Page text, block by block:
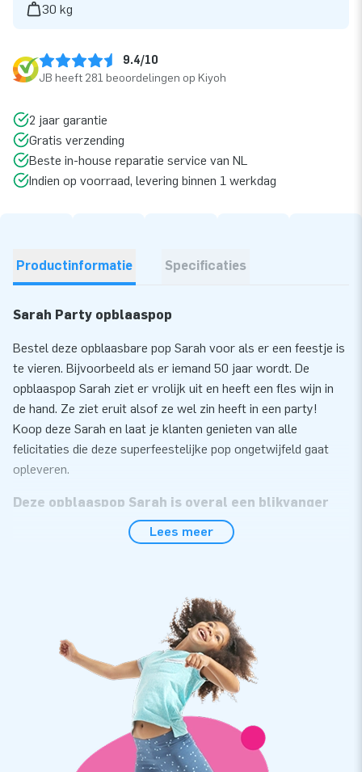
30 kg
9.4/10
JB heeft 281 beoordelingen op Kiyoh
2 jaar garantie
Gratis verzending
Beste in-house reparatie service van NL
Indien op voorraad, levering binnen 1 werkdag
Productinformatie Specificaties
Sarah Party opblaaspop
Bestel deze opblaasbare pop Sarah voor als er een feestje is
te vieren. Bijvoorbeeld als er iemand 50 jaar wordt. De
opblaaspop Sarah ziet er vrolijk uit en heeft een fles wijn in
de hand. Ze ziet eruit alsof ze wel zin heeft in een party!
Koop deze Sarah en laat je klanten genieten van alle
felicitaties die deze superfeestelijke pop ongetwijfeld gaat
opleveren.
Deze opblaaspop Sarah is overal een blikvanger
Een opblaaspop zoals deze Sarah is natuurlijk superleuk als
opblaasbare Sarah pop set je gemakkelijk op, zodat de klant
direct kan genieten. Ideaal voor in de tuin of op de oprit. Een
leuke blikvanger voor elke vrouw die 50 wordt en wel houdt
van een feestje!
Koop je inflatable Sarah bij JB Inflatables
Een opblaaspop Sarah bestel je gemakkelijk en snel bij JB
Inflatables. Onze poppen zijn op meerdere punten verstevigd
en meervoudig gestikt. Ze zijn gemaakt van sterk, hoge
Lees meer